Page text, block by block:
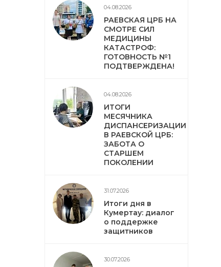
04.08.2026
РАЕВСКАЯ ЦРБ НА
СМОТРЕ СИЛ
МЕДИЦИНЫ
КАТАСТРОФ:
ГОТОВНОСТЬ №1
ПОДТВЕРЖДЕНА!
04.08.2026
ИТОГИ
МЕСЯЧНИКА
ДИСПАНСЕРИЗАЦИИ
В РАЕВСКОЙ ЦРБ:
ЗАБОТА О
СТАРШЕМ
ПОКОЛЕНИИ
31.07.2026
Итоги дня в
Кумертау: диалог
о поддержке
защитников
30.07.2026